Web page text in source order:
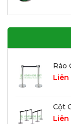
Rào
Liên
Cột
Liên